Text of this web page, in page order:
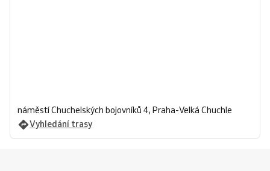
náměstí Chuchelských bojovníků 4, Praha-Velká Chuchle
Vyhledání trasy